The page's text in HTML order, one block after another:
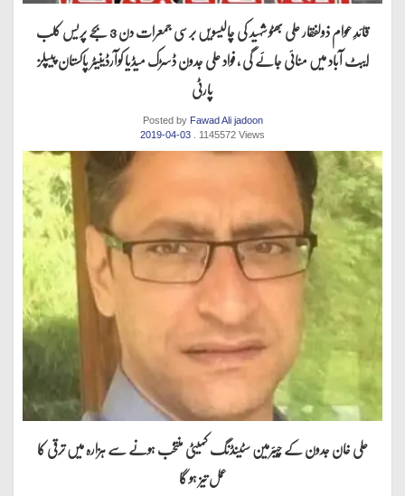
قائدِ عوام ذولفقار علی بھٹو شہید کی چالیسویں برسی جمعرات دن 3 بجے پریس کلب
ایبٹ آباد میں منائی جائے گی ، فواد علی جدون ڈسڑک میڈیا کوآرڈینیٹر پاکستان پیپلز
پارٹی
Posted by Fawad Ali jadoon
2019-04-03
. 1145572 Views
علی خان جدون کے چیئرمین سٹینڈنگ کمیٹی منتخب ہونے سے ہزارہ میں ترقی کا
عمل تیز ہو گا